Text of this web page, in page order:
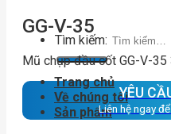
Tìm kiếm:
Trang chủ
Về chúng tôi
Sản phẩm
GG-V-35
Mũ chụp đầu cốt GG-V-
YÊU
Liên hệ ngay